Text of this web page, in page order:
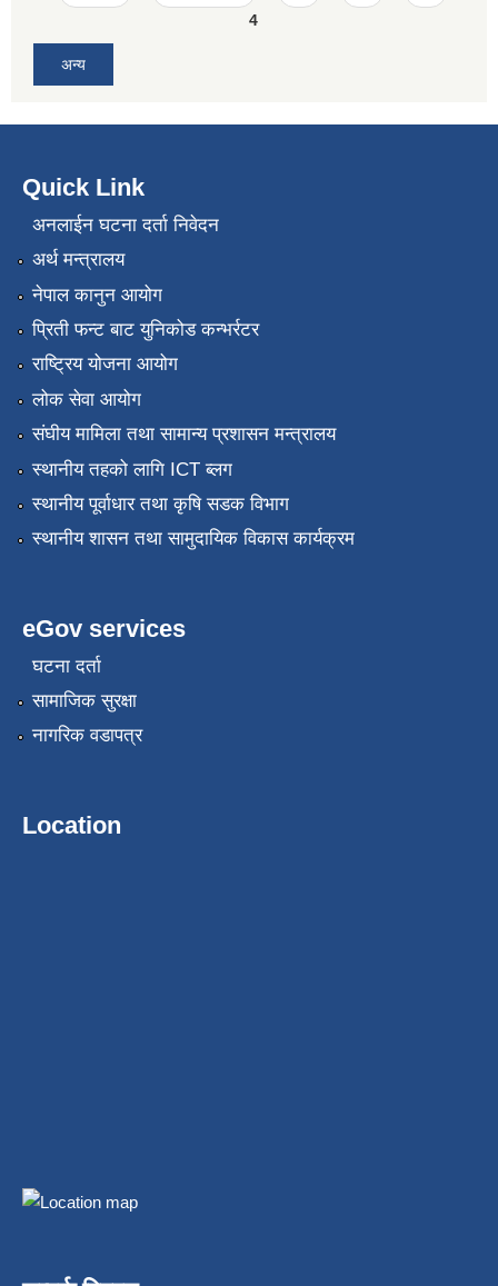
4
अन्य
Quick Link
अनलाईन घटना दर्ता निवेदन
अर्थ मन्त्रालय
नेपाल कानुन आयोग
प्रिती फन्ट बाट युनिकोड कन्भर्रटर
राष्ट्रिय योजना आयोग
लोक सेवा आयोग
संघीय मामिला तथा सामान्य प्रशासन मन्त्रालय
स्थानीय तहको लागि ICT ब्लग
स्थानीय पूर्वाधार तथा कृषि सडक विभाग
स्थानीय शासन तथा सामुदायिक विकास कार्यक्रम
eGov services
घटना दर्ता
सामाजिक सुरक्षा
नागरिक वडापत्र
Location